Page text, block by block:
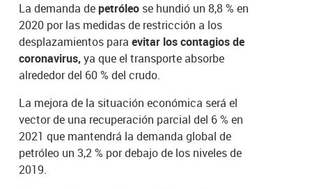
La demanda depetróleo se hundió un 8,8 % en
2020 por las medidas de restricción a los
desplazamientos paraevitar los contagios de
coronavirus,ya que el transporte absorbe
alrededor del 60 % del crudo.
La mejora de la situación económica será el
vector de una recuperación parcial del 6 % en
2021 que mantendrá la demanda global de
petróleo un 3,2 % por debajo de los niveles de
2019.